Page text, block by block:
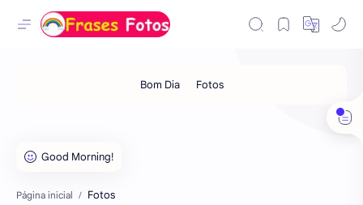
Página inicial Fotos